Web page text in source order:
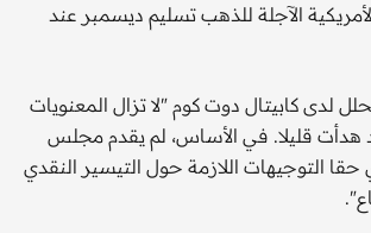
الآجلة للذهب تسليم ديسمبر عند
لدى كابيتال دوت كوم "لا تزال المعنويات
هدأت قليلا. في الأساس، لم يقدم مجلس
حقا التوجيهات اللازمة حول التيسير النقدي